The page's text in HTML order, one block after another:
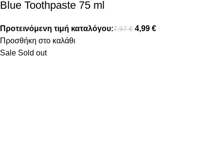
Blue Toothpaste 75 ml
Προτεινόμενη τιμή καταλόγου:7,97€ 4,99 €
Προσθήκη στο καλάθι
Sale Sold out